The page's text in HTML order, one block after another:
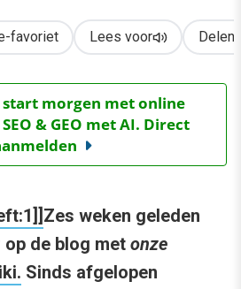
favoriet Lees voor Delen
start morgen met online
& GEO met AI. Direct
Zes weken geleden
op de blog met onze
Sinds afgelopen